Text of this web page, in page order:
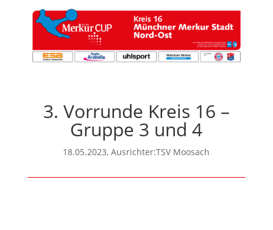
3. Vorrunde Kreis 16 –
Gruppe 3 und 4
18.05.2023, Ausrichter:TSV Moosach